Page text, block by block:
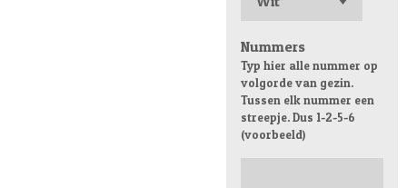
Nummers
Typ hier alle nummer op
volgorde van gezin.
Tussen elk nummer een
streepje. Dus 1-2-5-6
(voorbeeld)